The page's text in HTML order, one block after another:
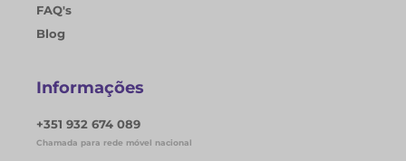
FAQ's
Blog
Informações
+351 932 674 089
Chamada para rede móvel nacional